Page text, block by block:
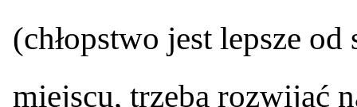
(chłopstwo jest lepsze
miejscu, trzeba rozwijać